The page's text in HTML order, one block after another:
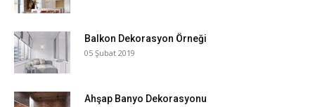
Balkon Dekorasyon Örneği
05 Şubat 2019
Ahşap Banyo Dekorasyonu